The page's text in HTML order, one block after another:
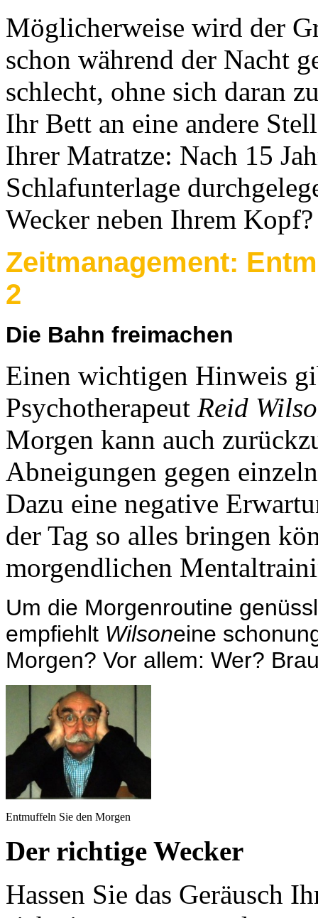
Möglicherweise wird der
schon während der Nacht
schlecht, ohne sich daran
Ihr Bett an eine andere
Ihrer Matratze: Nach 15
Schlafunterlage
Wecker neben Ihrem Kopf?
Zeitmanagement:
2
Die Bahn freimachen
Einen wichtigen Hinweis
Psychotherapeut Reid
Morgen kann auch
Abneigungen gegen
Dazu eine negative
der Tag so alles bringen
morgendlichen
Um die Morgenroutine
empfiehlt Wilsoneine
Morgen? Vor allem: Wer?
Entmuffeln Sie den Morgen
Der richtige Wecker
Hassen Sie das Geräusch